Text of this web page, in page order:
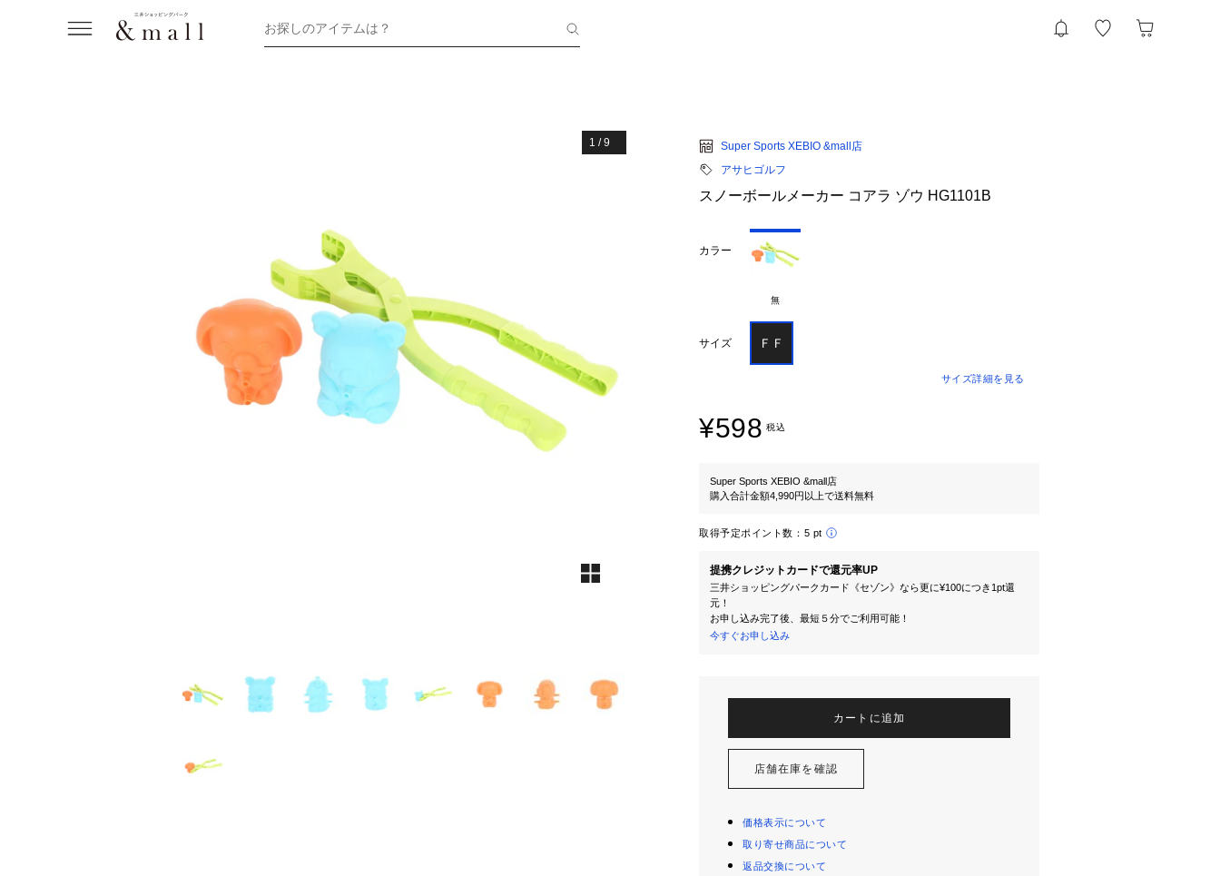
お探しのアイテムは？
1 /9
Super Sports XEBIO &mall店
アサヒゴルフ
スノーボールメーカー コアラ ゾウ HG1101B
カラー
無
サイズ ＦＦ
サイズ詳細を見る
¥598 税込
Super Sports XEBIO &mall店
購入合計金額4,990円以上で送料無料
取得予定ポイント数： 5 pt
提携クレジットカードで還元率UP
三井ショッピングパークカード《セゾン》なら更に¥100につき1pt還
元！
お申し込み完了後、最短５分でご利用可能！
今すぐお申し込み
カートに追加
店舗在庫を確認
価格表示について
取り寄せ商品について
返品交換について